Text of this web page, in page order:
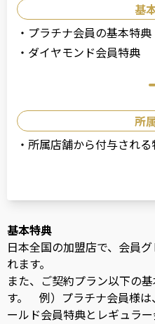
基
・ プラチナ会員の基本特典
・ ダイヤモンド会員特典
所
・ 所属店舗から付与される
基本特典
日本全国の加盟店で、会員
れます。
また、ご契約プラン以下の
す。 例）プラチナ会員様は
ールド会員特典とレギュラー